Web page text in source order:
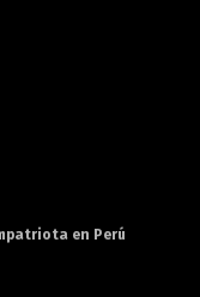
en Perú